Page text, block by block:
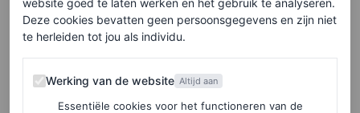
gezin uit de stad dat in een
boerendorp gaat wonen’
DOORTJE SMITHUIJSEN
Deze cookies bevatten geen persoonsgegevens en zijn niet
te herleiden tot jou als individu.
Werking van de website
Werking van de website Altijd aan
Essentiële cookies voor het functioneren van de